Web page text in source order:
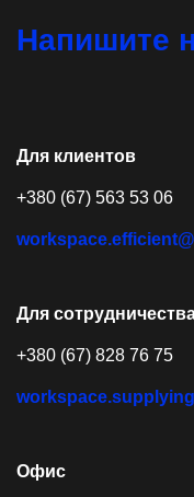
Напишите
Для клиентов
+380 (67) 563 53 06
Для
+380 (67) 828 76 75
Офис